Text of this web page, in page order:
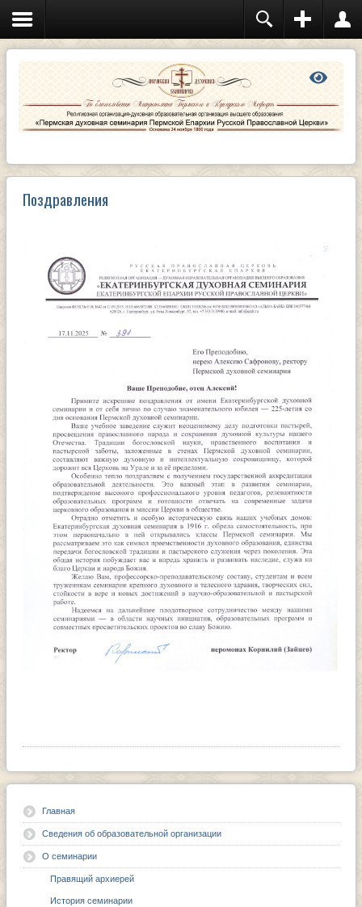
Иконописное отделение
АБИТУРИЕНТУ: как поступить учиться на
иконописное отделение?
Отделение дополнительного религиозного
Заочный сектор
Курсы повышения квалификации
священнослужителей
Клуб «Воскресение»
Библиотека
Электронный каталог библиотеки семинарии
Поздравления
Главная
Сведения об образовательной организации
О семинарии
Правящий архиерей
История семинарии